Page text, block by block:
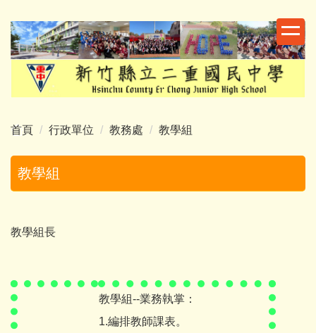
到
主
要
容
首頁
行政單位 教務處 教學組
教學組
教學組長
教學組--業務執掌：
1.編排教師課表。